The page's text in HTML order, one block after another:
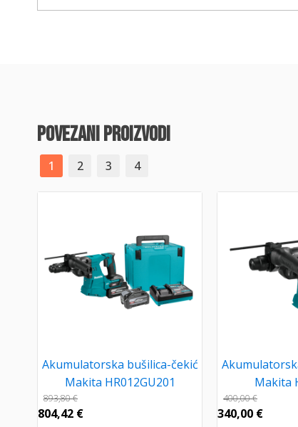
povezani proizvodi
1 2 3 4
Akumulatorska bušilica-čekić
Makita HR012GU201
893,80€
804,42 €
Makita
400,00€
340,00 €